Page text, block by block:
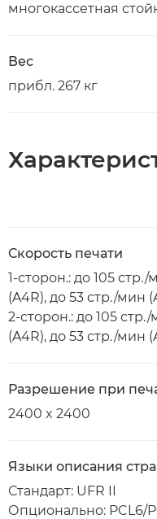
многокассетная
Вес
прибл. 267 кг
Скорость печати
1-сторон.: до 105
(A4R), до 53 стр./мин
2-сторон.: до 105
(A4R), до 53 стр./мин
Разрешение при
2400 x 2400
Языки описания
Стандарт: UFR II
Опционально: PCL6/